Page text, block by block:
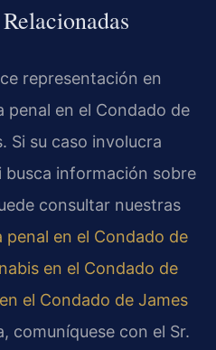
representación en
penal en el Condado de
Si su caso involucra
busca información sobre
consultar nuestras
penal en el Condado de
en el Condado de
el Condado de James
comuníquese con el Sr.